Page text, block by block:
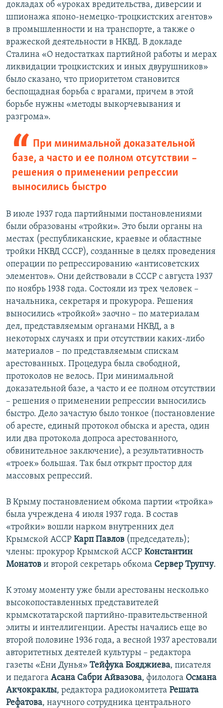
докладах об «уроках вредительства, диверсии и
шпионажа японо-немецко-троцкистских агентов»
в промышленности и на транспорте, а также о
вражеской деятельности в НКВД. В докладе
Сталина «О недостатках партийной работы и мерах
ликвидации троцкистских и иных двурушников»
было сказано, что приоритетом становится
беспощадная борьба с врагами, причем в этой
борьбе нужны «методы выкорчевывания и
разгрома».
При минимальной доказательной
базе, а часто и ее полном отсутствии –
решения о применении репрессии
выносились быстро
В июле 1937 года партийными постановлениями
были образованы «тройки». Это были органы на
местах (республиканские, краевые и областные
тройки НКВД СССР), созданные в целях проведения
операции по репрессированию «антисоветских
элементов». Они действовали в СССР с августа 1937
по ноябрь 1938 года. Состояли из трех человек –
начальника, секретаря и прокурора. Решения
выносились «тройкой» заочно – по материалам
дел, представляемым органами НКВД, а в
некоторых случаях и при отсутствии каких-либо
материалов – по представляемым спискам
арестованных. Процедура была свободной,
протоколов не велось. При минимальной
доказательной базе, а часто и ее полном отсутствии
– решения о применении репрессии выносились
быстро. Дело зачастую было тонкое (постановление
об аресте, единый протокол обыска и ареста, один
или два протокола допроса арестованного,
обвинительное заключение), а результативность
«троек» большая. Так был открыт простор для
массовых репрессий.
В Крыму постановлением обкома партии «тройка»
была учреждена 4 июля 1937 года. В состав
«тройки» вошли нарком внутренних дел
Крымской АССР Карп Павлов (председатель);
члены: прокурор Крымской АССР Константин
Монатов и второй секретарь обкома Сервер Трупчу.
К этому моменту уже были арестованы несколько
высокопоставленных представителей
крымскотатарской партийно-правительственной
элиты и интеллигенции. Аресты начались еще во
второй половине 1936 года, а весной 1937 арестовали
авторитетных деятелей культуры – редактора
газеты «Ени Дунья» Тейфука Бояджиева, писателя
и педагога Асана Сабри Айвазова, филолога Османа
Акчокраклы, редактора радиокомитета Решата
Рефатова, научного сотрудника центрального